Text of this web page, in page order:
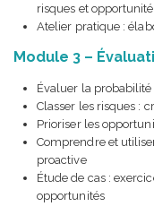
risques et
Atelier pratique :
Module 3 –
Évaluer la probabilité
Classer les risques :
Prioriser les
Comprendre et
proactive
Étude de cas :
opportunités